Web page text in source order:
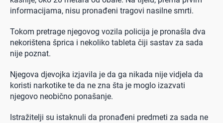
informacijama, nisu pronađeni tragovi nasilne smrti.
Tokom pretrage njegovog vozila policija je pronašla dva
nekorištena šprica i nekoliko tableta čiji sastav za sada
nije poznat.
Njegova djevojka izjavila je da ga nikada nije vidjela da
koristi narkotike te da ne zna šta je moglo izazvati
njegovo neobično ponašanje.
Istražitelji su istaknuli da pronađeni predmeti za sada ne